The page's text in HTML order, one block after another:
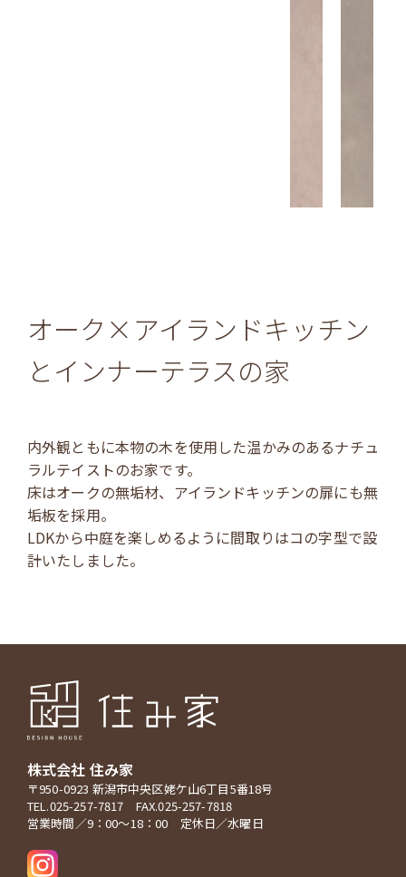
オーク×アイランドキッチン
とインナーテラスの家
内外観ともに本物の木を使用した温かみのあるナチュ
ラルテイストのお家です。
床はオークの無垢材、アイランドキッチンの扉にも無
垢板を採用。
LDKから中庭を楽しめるように間取りはコの字型で設
計いたしました。
株式会社 住み家
〒950-0923 新潟市中央区姥ケ山6丁目5番18号
TEL.025-257-7817 FAX.025-257-7818
営業時間／9：00～18：00 定休日／水曜日